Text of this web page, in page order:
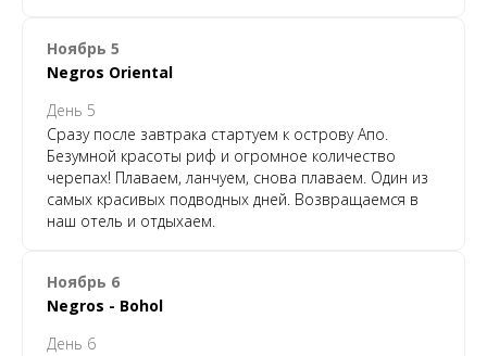
Ноябрь 5
Negros Oriental
День 5
Сразу после завтрака стартуем к острову Апо.
Безумной красоты риф и огромное количество
черепах! Плаваем, ланчуем, снова плаваем. Один из
самых красивых подводных дней. Возвращаемся в
наш отель и отдыхаем.
Ноябрь 6
Negros - Bohol
День 6